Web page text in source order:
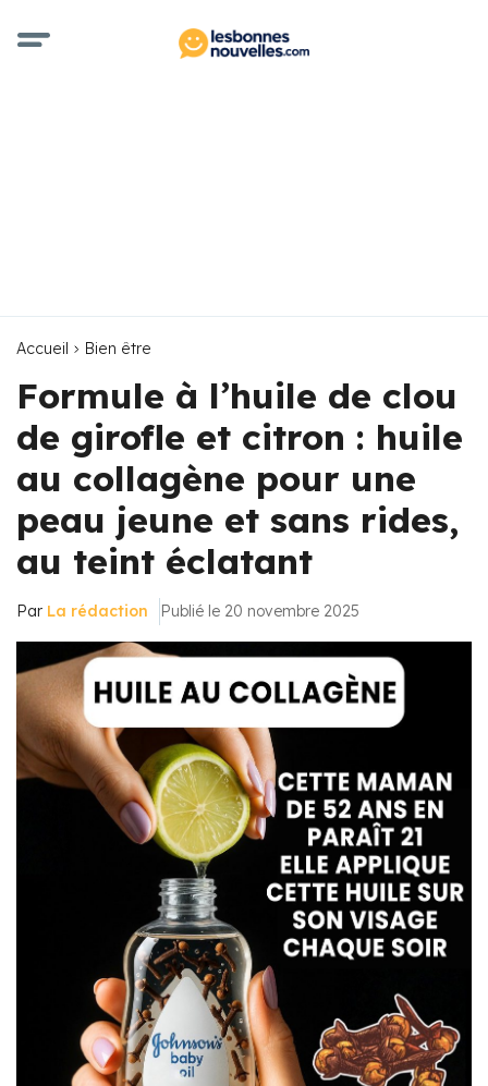
Accueil Bien être
Formule à l’huile de clou
de girofle et citron : huile
au collagène pour une
peau jeune et sans rides,
au teint éclatant
Par La rédaction Publié le 20 novembre 2025